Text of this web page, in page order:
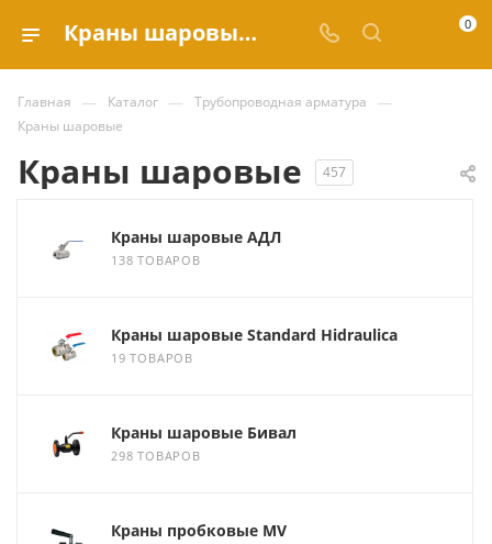
Краны шаровые купить по выгодным ценам в каталоге Valve.ru 0
Главная — Каталог — Трубопроводная арматура —
Краны шаровые
Краны шаровые 457
Краны шаровые АДЛ
138 ТОВАРОВ
Краны шаровые Standard Hidraulica
19 ТОВАРОВ
Краны шаровые Бивал
298 ТОВАРОВ
Краны пробковые MV